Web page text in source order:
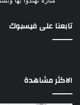
تابعنا على فيسبوك
الاكثر مشاهدة